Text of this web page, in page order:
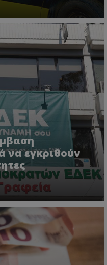
να εγκριθούν